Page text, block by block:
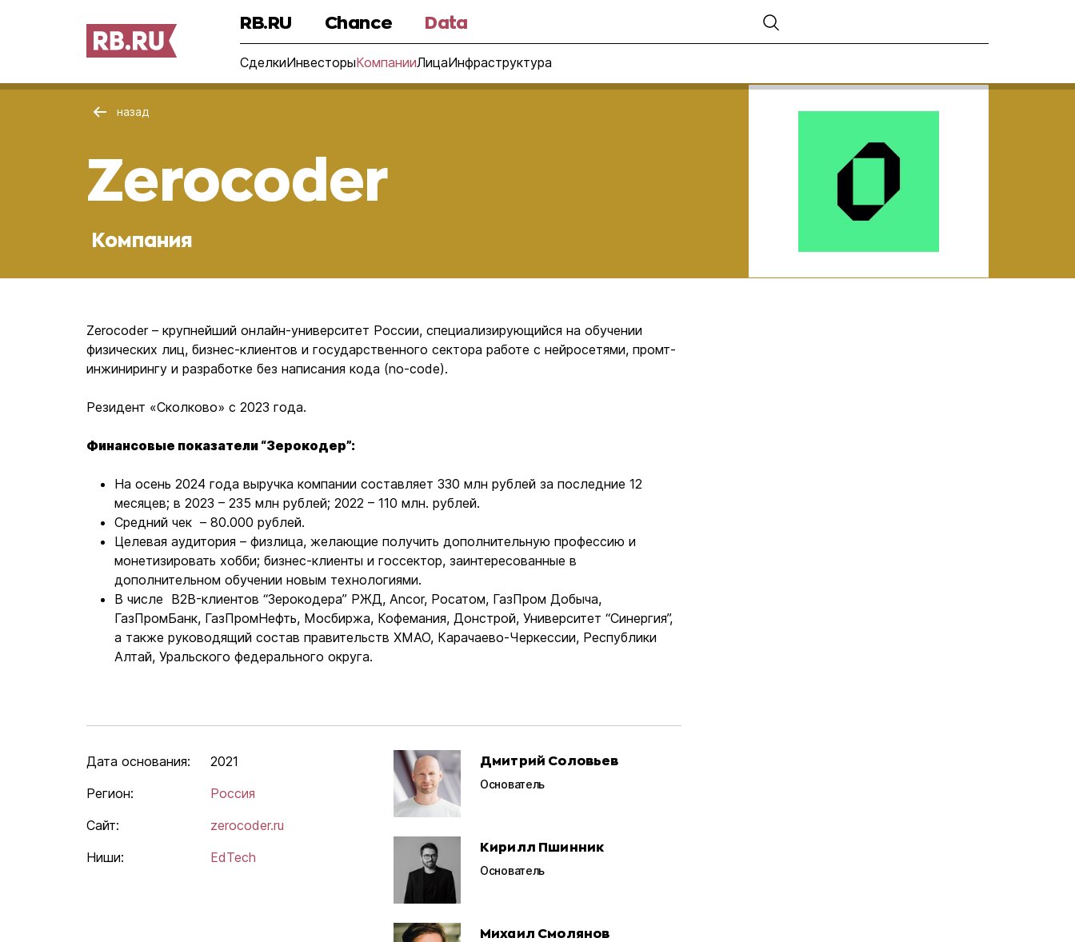
RB.RU Chance Data
СделкиИнвесторыКомпанииЛицаИнфраструктура
назад
Zerocoder
Компания
Zerocoder – крупнейший онлайн-университет России, специализирующийся на обучении
физических лиц, бизнес-клиентов и государственного сектора работе с нейросетями, промт-
инжинирингу и разработке без написания кода (no-code).
Резидент «Сколково» с 2023 года.
Финансовые показатели “Зерокодер”:
На осень 2024 года выручка компании составляет 330 млн рублей за последние 12
месяцев; в 2023 – 235 млн рублей; 2022 – 110 млн. рублей.
Средний чек – 80.000 рублей.
Целевая аудитория – физлица, желающие получить дополнительную профессию и
монетизировать хобби; бизнес-клиенты и госсектор, заинтересованные в
дополнительном обучении новым технологиями.
В числе B2B-клиентов “Зерокодера” РЖД, Ancor, Росатом, ГазПром Добыча,
ГазПромБанк, ГазПромНефть, Мосбиржа, Кофемания, Донстрой, Университет “Синергия”,
а также руководящий состав правительств ХМАО, Карачаево-Черкессии, Республики
Алтай, Уральского федерального округа.
Дата основания:
2021
Регион:
Россия
Сайт:
zerocoder.ru
Ниши:
EdTech
Дмитрий Соловьев
Основатель
Кирилл Пшинник
Основатель
Михаил Смолянов